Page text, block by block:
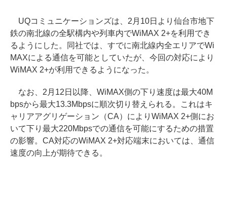
UQコミュニケーションズは、2月10日より仙台市地下
鉄の南北線の全駅構内や列車内でWiMAX 2+を利用でき
るようにした。同社では、すでに南北線内全エリアでWi
MAXによる通信を可能としていたが、今回の対応により
WiMAX 2+が利用できるようになった。
なお、2月12日以降、WiMAX側の下り速度は最大40M
bpsから最大13.3Mbpsに順次切り替えられる。これはキ
ャリアアグリゲーション（CA）によりWiMAX 2+側にお
いて下り最大220Mbpsでの通信を可能にするための措置
の影響。CA対応のWiMAX 2+対応端末においては、通信
速度の向上が期待できる。